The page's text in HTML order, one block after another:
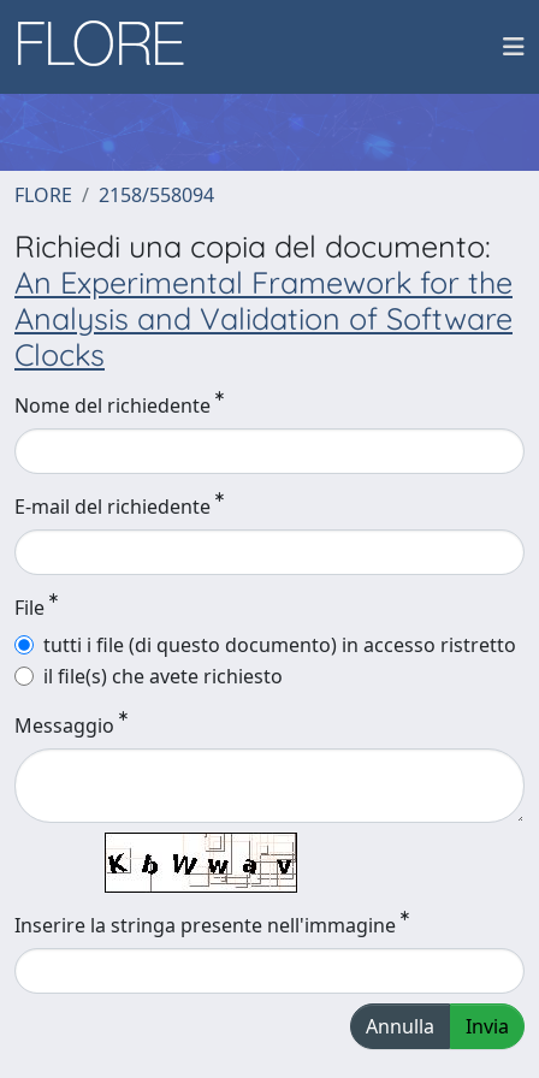
FLORE 2158/558094
Richiedi una copia del documento:
An Experimental Framework for the
Analysis and Validation of Software
Clocks
Nome del richiedente
E-mail del richiedente
File
tutti i file (di questo documento) in accesso ristretto
il file(s) che avete richiesto
Messaggio
Inserire la stringa presente nell'immagine
Annulla Invia